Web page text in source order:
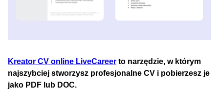
Kreator CV online LiveCareer to narzędzie, w którym
najszybciej stworzysz profesjonalne CV i pobierzesz je
jako PDF lub DOC.